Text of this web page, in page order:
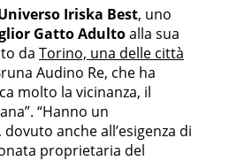
Iriska Best, uno
Gatto Adultoalla sua
da Torino, una delle città
Audino Re, che ha
molto la vicinanza, il
“Hanno un
anche all’esigenza di
proprietaria del